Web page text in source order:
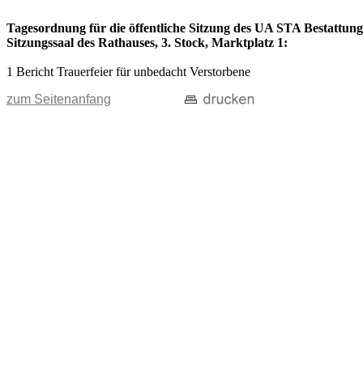
Tagesordnung für die öffentliche Sitzung des UA STA
Sitzungssaal des Rathauses, 3. Stock, Marktplatz 1:
1 Bericht Trauerfeier für unbedacht Verstorbene
zum Seitenanfang